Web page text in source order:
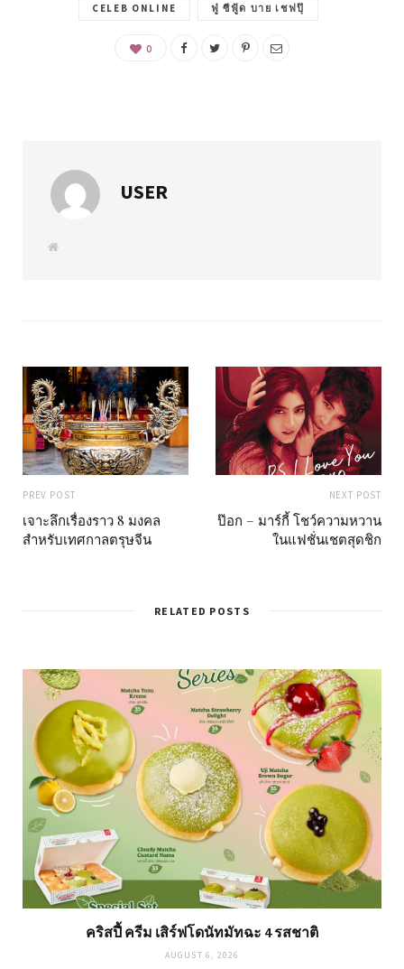
CELEB ONLINE ฟู่ ซีฟู้ด บาย เชฟปุ๊
0
USER
W
PREV POST
เจาะลึกเรื่องราว 8 มงคล
สำหรับเทศกาลตรุษจีน
NEXT POST
ป๊อก – มาร์กี้ โชว์ความหวาน
ในแฟชั่นเชตสุดชิก
RELATED POSTS
คริสปี้ ครีม เสิร์ฟโดนัทมัทฉะ 4 รสชาติ
AUGUST 6, 2026